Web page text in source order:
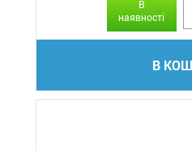
В
наявності
В